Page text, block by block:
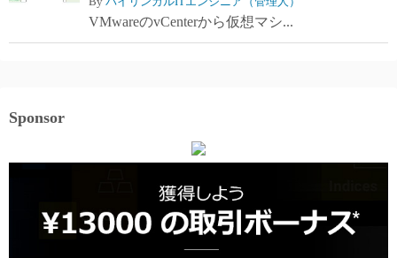
VMwareのvCenterから仮想マシ...
Sponsor